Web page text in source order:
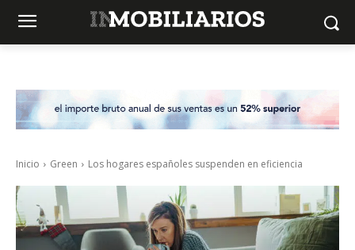
Inicio Green Los hogares españoles suspenden en eficiencia